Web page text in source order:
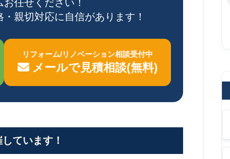
任せください！
・親切対応に自信があります！
リフォーム/リノベーション相談受付中
メールで見積相談(無料)
ています！